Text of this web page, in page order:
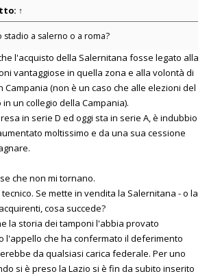
↑
a salerno o a roma?
l'acquisto della Salernitana fosse legato alla
vantaggiose in quella zona e alla volontà di
Campania (non è un caso che alle elezioni del
un collegio della Campania).
in serie D ed oggi sta in serie A, è indubbio
moltissimo e da una sua cessione
che non mi tornano.
Se mette in vendita la Salernitana - o la
cosa succede?
la storia dei tamponi l'abbia provato
l'appello che ha confermato il deferimento
da qualsiasi carica federale. Per uno
si è preso la Lazio si è fin da subito inserito